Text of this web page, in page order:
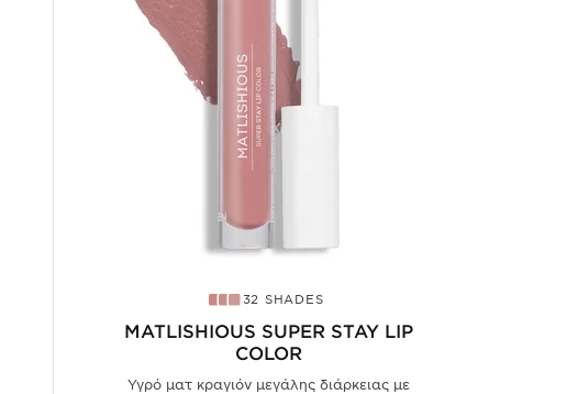
32 SHADES
MATLISHIOUS SUPER STAY LIP
COLOR
Υγρό ματ κραγιόν μεγάλης διάρκειας με